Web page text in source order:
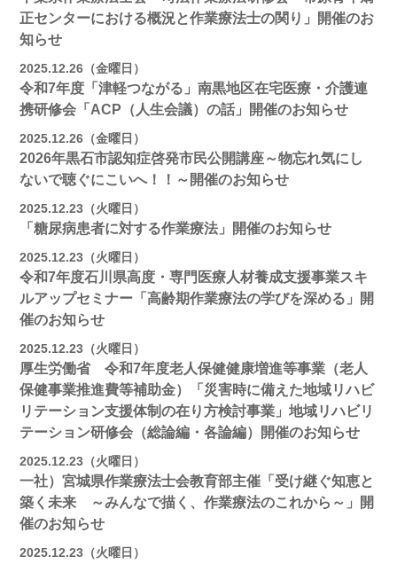
正センターにおける概況と作業療法士の関り」開催のお
知らせ
2025.12.26（金曜日）
令和7年度「津軽つながる」南黒地区在宅医療・介護連
携研修会「ACP（人生会議）の話」開催のお知らせ
2025.12.26（金曜日）
2026年黒石市認知症啓発市民公開講座～物忘れ気にし
ないで聴ぐにこいへ！！～開催のお知らせ
2025.12.23（火曜日）
「糖尿病患者に対する作業療法」開催のお知らせ
2025.12.23（火曜日）
令和7年度石川県高度・専門医療人材養成支援事業スキ
ルアップセミナー「高齢期作業療法の学びを深める」開
催のお知らせ
2025.12.23（火曜日）
厚生労働省 令和7年度老人保健健康増進等事業（老人
保健事業推進費等補助金）「災害時に備えた地域リハビ
リテーション支援体制の在り方検討事業」地域リハビリ
テーション研修会（総論編・各論編）開催のお知らせ
2025.12.23（火曜日）
一社）宮城県作業療法士会教育部主催「受け継ぐ知恵と
築く未来 ～みんなで描く、作業療法のこれから～」開
催のお知らせ
2025.12.23（火曜日）